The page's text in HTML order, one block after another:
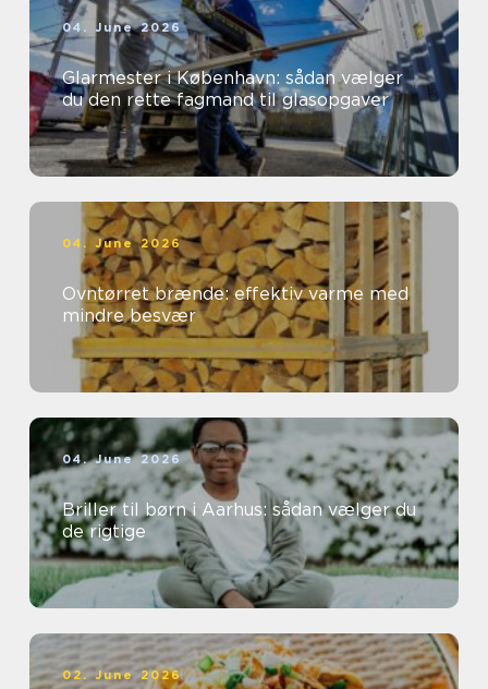
04. June 2026
Glarmester i København: sådan vælger
du den rette fagmand til glasopgaver
04. June 2026
Ovntørret brænde: effektiv varme med
mindre besvær
04. June 2026
Briller til børn i Aarhus: sådan vælger du
de rigtige
02. June 2026